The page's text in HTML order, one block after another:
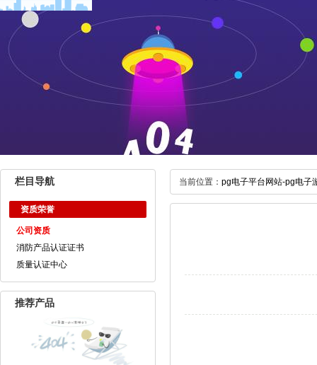
栏目导航
资质荣誉
公司资质
消防产品认证证书
质量认证中心
推荐产品
当前位置： pg电子平台网站-pg电子